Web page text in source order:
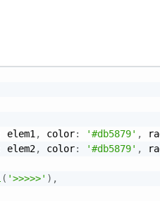
elem1 , color: '#db5879' ,
elem2, color: '#db5879' ,
( '>>>>>' ) ,